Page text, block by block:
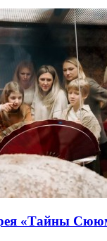
«Тайны